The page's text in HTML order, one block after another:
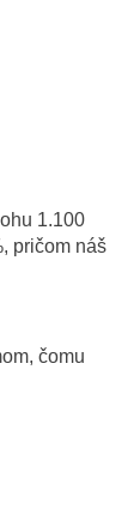
1.100
pričom náš
čomu